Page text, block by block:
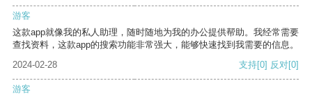
游客
这款app就像我的私人助理，随时随地为我的办公提供帮助。我经常需要
查找资料，这款app的搜索功能非常强大，能够快速找到我需要的信息。
2024-02-28
支持[0] 反对[0]
游客